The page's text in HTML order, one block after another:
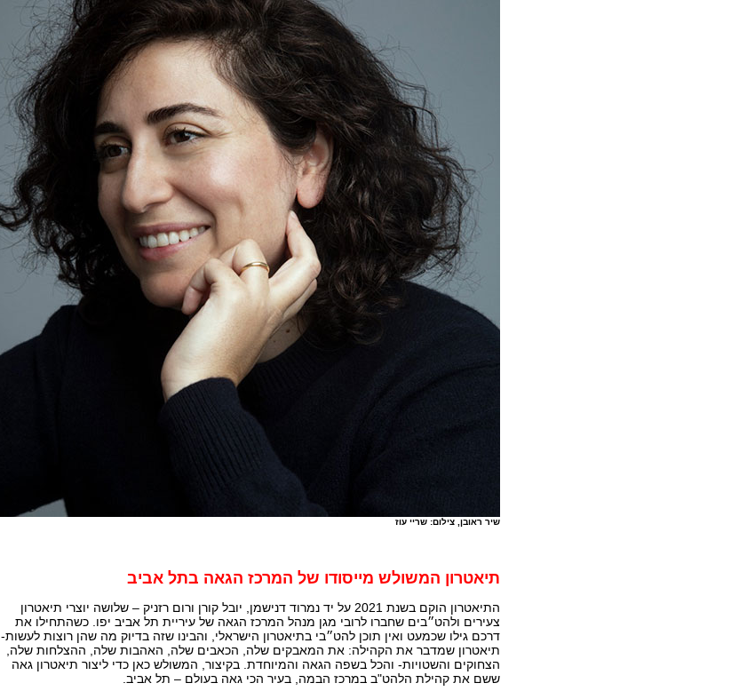
שיר ראובן, צילום: שריי עוז
תיאטרון המשולש מייסודו של המרכז הגאה בתל אביב
התיאטרון הוקם בשנת 2021 על יד נמרוד דנישמן, יובל קורן ורום רזניק – שלושה יוצרי תיאטרון
צעירים ולהט״בים שחברו לרובי מגן מנהל המרכז הגאה של עיריית תל אביב יפו. כשהתחילו את
דרכם גילו שכמעט ואין תוכן להט״בי בתיאטרון הישראלי, והבינו שזה בדיוק מה שהן רוצות לעשות-
תיאטרון שמדבר את הקהילה: את המאבקים שלה, הכאבים שלה, האהבות שלה, ההצלחות שלה,
הצחוקים והשטויות- והכל בשפה הגאה והמיוחדת. בקיצור, המשולש כאן כדי ליצור תיאטרון גאה
ששם את קהילת הלהט"ב במרכז הבמה, בעיר הכי גאה בעולם – תל אביב.